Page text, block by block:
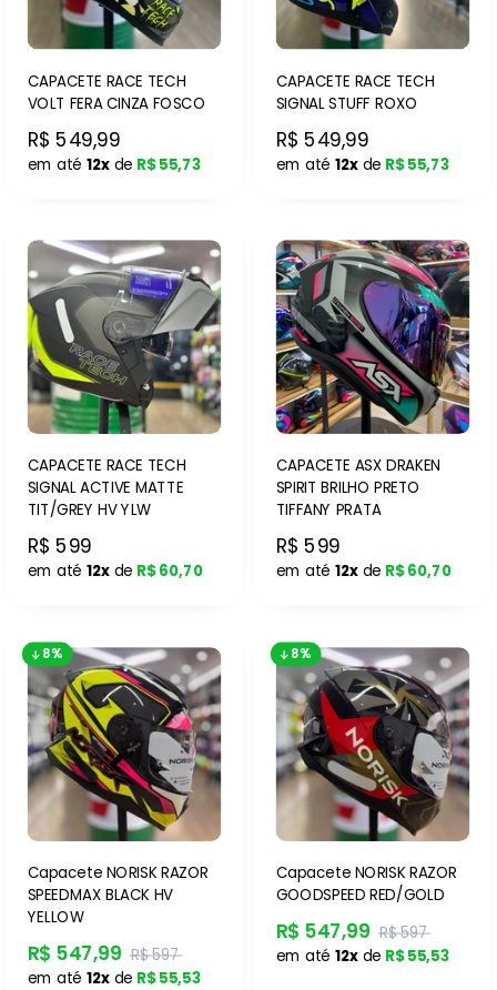
CAPACETE RACE TECH
VOLT FERA CINZA FOSCO
R$ 549,99
em até 12xde R$ 55,73
CAPACETE RACE TECH
SIGNAL STUFF ROXO
R$ 549,99
em até 12xde R$ 55,73
CAPACETE RACE TECH
SIGNAL ACTIVE MATTE
TIT/GREY HV YLW
R$ 599
em até 12xde R$ 60,70
CAPACETE ASX DRAKEN
SPIRIT BRILHO PRETO
TIFFANY PRATA
R$ 599
em até 12xde R$ 60,70
8%
Capacete NORISK RAZOR
SPEEDMAX BLACK HV
YELLOW
R$ 547,99 R$ 597
em até 12xde R$ 55,53
8%
Capacete NORISK RAZOR
GOODSPEED RED/GOLD
R$ 547,99 R$ 597
em até 12xde R$ 55,53